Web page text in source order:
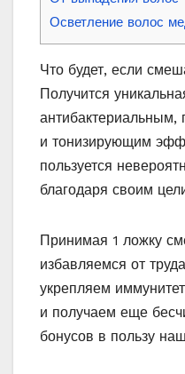
Осветление волос
Что будет, если
Получится
антибактериальным,
и тонизирующим
пользуется
благодаря своим
Принимая 1 ложку
избавляемся от
укрепляем
и получаем еще
бонусов в пользу